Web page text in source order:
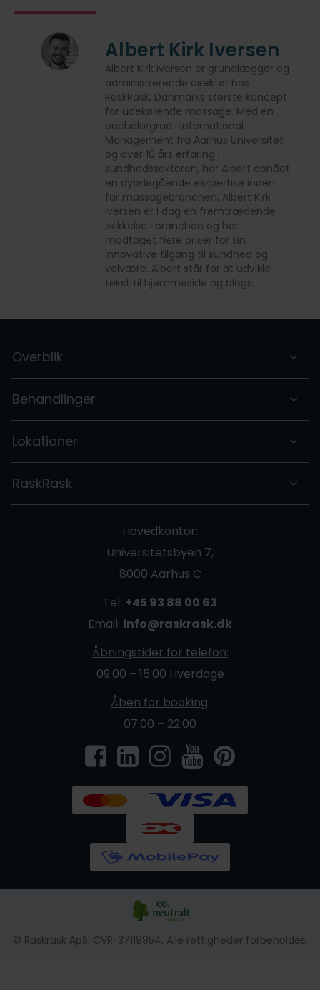
Albert Kirk Iversen
Albert Kirk Iversen er grundlægger og
administrerende direktør hos
RaskRask, Danmarks største koncept
for udekørende massage. Med en
bachelorgrad i International
Management fra Aarhus Universitet
og over 10 års erfaring i
sundhedssektoren, har Albert opnået
en dybdegående ekspertise inden
for massagebranchen. Albert Kirk
Iversen er i dag en fremtrædende
skikkelse i branchen og har
modtaget flere priser for sin
innovative tilgang til sundhed og
velvære. Albert står for at udvikle
tekst til hjemmeside og blogs.
Overblik
Behandlinger
Lokationer
RaskRask
Hovedkontor:
Universitetsbyen 7,
8000 Aarhus C
Tel: +45 93 88 00 63
Email: info@raskrask.dk
Åbningstider for telefon:
09:00 – 15:00 Hverdage
Åben for booking:
07:00 – 22:00
© Raskrask ApS. CVR: 37119954. Alle rettigheder forbeholdes.